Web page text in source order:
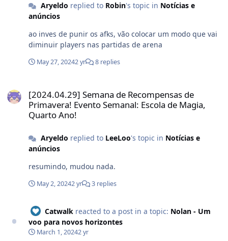
Aryeldo replied to Robin's topic in Notícias e
anúncios
ao inves de punir os afks, vão colocar um modo que vai
diminuir players nas partidas de arena
May 27, 20242 yr 8 replies
[2024.04.29] Semana de Recompensas de
Primavera! Evento Semanal: Escola de Magia,
Quarto Ano!
Aryeldo replied to LeeLoo's topic in Notícias e
anúncios
resumindo, mudou nada.
May 2, 20242 yr 3 replies
Catwalk reacted to a post in a topic: Nolan - Um
voo para novos horizontes
March 1, 20242 yr